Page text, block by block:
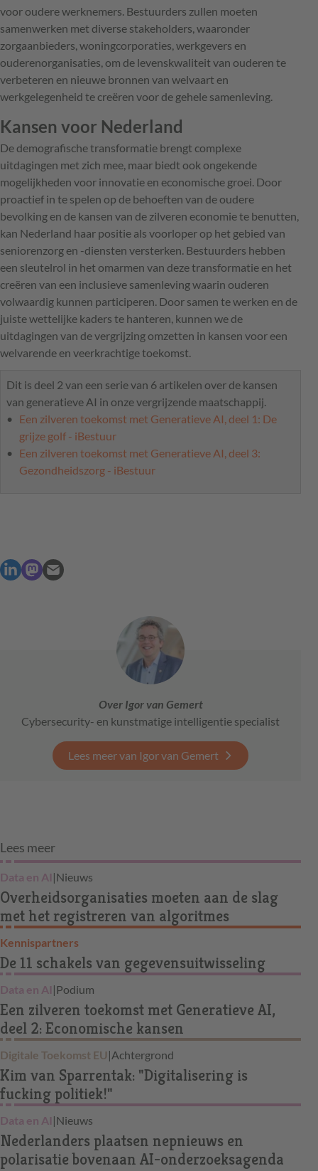
voor oudere werknemers. Bestuurders zullen moeten
samenwerken met diverse stakeholders, waaronder
zorgaanbieders, woningcorporaties, werkgevers en
ouderenorganisaties, om de levenskwaliteit van ouderen te
verbeteren en nieuwe bronnen van welvaart en
werkgelegenheid te creëren voor de gehele samenleving.
Kansen voor Nederland
De demografische transformatie brengt complexe
uitdagingen met zich mee, maar biedt ook ongekende
mogelijkheden voor innovatie en economische groei. Door
proactief in te spelen op de behoeften van de oudere
bevolking en de kansen van de zilveren economie te benutten,
kan Nederland haar positie als voorloper op het gebied van
seniorenzorg en -diensten versterken. Bestuurders hebben
een sleutelrol in het omarmen van deze transformatie en het
creëren van een inclusieve samenleving waarin ouderen
volwaardig kunnen participeren. Door samen te werken en de
juiste wettelijke kaders te hanteren, kunnen we de
uitdagingen van de vergrijzing omzetten in kansen voor een
welvarende en veerkrachtige toekomst.
Dit is deel 2 van een serie van 6 artikelen over de kansen
van generatieve AI in onze vergrijzende maatschappij.
Een zilveren toekomst met Generatieve AI, deel 1: De
grijze golf - iBestuur
Een zilveren toekomst met Generatieve AI, deel 3:
Gezondheidszorg - iBestuur
Over Igor van Gemert
Cybersecurity- en kunstmatige intelligentie specialist
Lees meer van Igor van Gemert
Lees meer
Data en AI |Nieuws
Overheidsorganisaties moeten aan de slag
met het registreren van algoritmes
Kennispartners
De 11 schakels van gegevensuitwisseling
Data en AI |Podium
Een zilveren toekomst met Generatieve AI,
deel 2: Economische kansen
Digitale Toekomst EU |Achtergrond
Kim van Sparrentak: "Digitalisering is
fucking politiek!"
Data en AI |Nieuws
Nederlanders plaatsen nepnieuws en
polarisatie bovenaan AI-onderzoeksagenda